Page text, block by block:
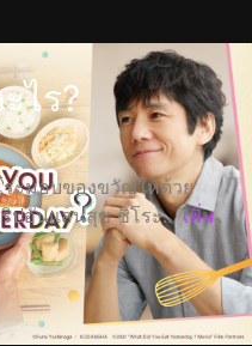
ไร?
ระมอบของขวัญให้ด้วย
ริปอันแสนสุข ชิโระ... เพิ่ม